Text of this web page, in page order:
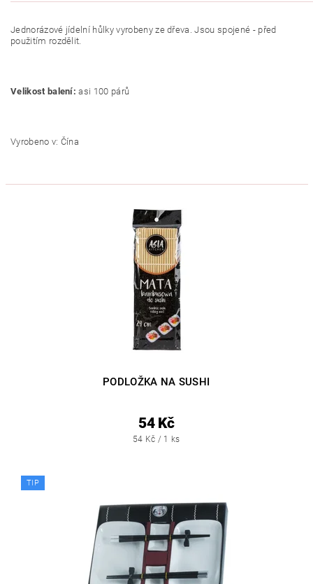
Jednorázové jídelní hůlky vyrobeny ze dřeva. Jsou spojené - před
použitím rozdělit.
Velikost balení: asi 100 párů
Vyrobeno v: Čína
PODLOŽKA NA SUSHI
54 Kč
54 Kč / 1 ks
TIP